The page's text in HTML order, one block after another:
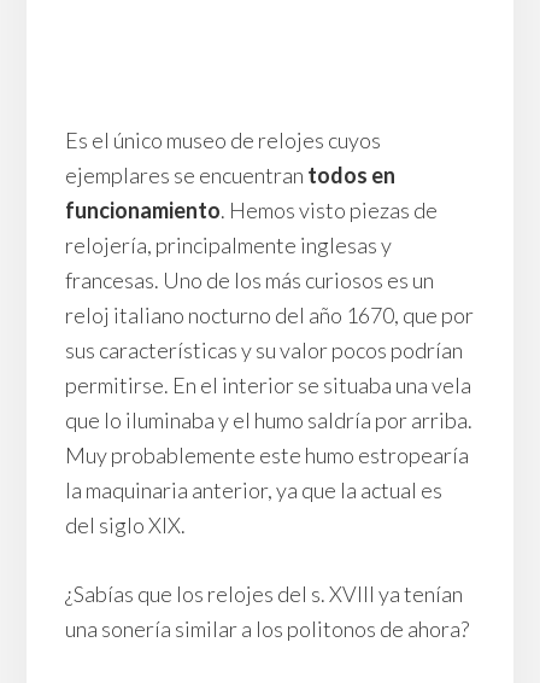
Es el único museo de relojes cuyos
ejemplares se encuentran todos en
funcionamiento. Hemos visto piezas de
relojería, principalmente inglesas y
francesas. Uno de los más curiosos es un
reloj italiano nocturno del año 1670, que por
sus características y su valor pocos podrían
permitirse. En el interior se situaba una vela
que lo iluminaba y el humo saldría por arriba.
Muy probablemente este humo estropearía
la maquinaria anterior, ya que la actual es
del siglo XIX.
¿Sabías que los relojes del s. XVIII ya tenían
una sonería similar a los politonos de ahora?